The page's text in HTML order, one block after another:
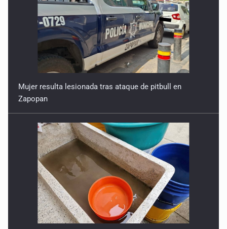
Mujer resulta lesionada tras ataque de pitbull en
Zapopan